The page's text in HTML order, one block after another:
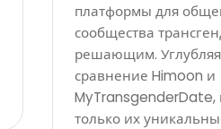
платформы для
сообщества
решающим.
сравнение Himoon и
MyTransgenderDate,
только их